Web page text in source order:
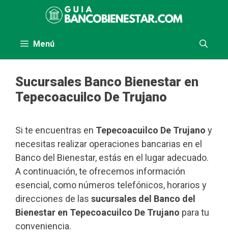
Menú
Sucursales Banco Bienestar en
Tepecoacuilco De Trujano
Si te encuentras en Tepecoacuilco De Trujano y
necesitas realizar operaciones bancarias en el
Banco del Bienestar, estás en el lugar adecuado.
A continuación, te ofrecemos información
esencial, como números telefónicos, horarios y
direcciones de las sucursales del Banco del
Bienestar en Tepecoacuilco De Trujano para tu
conveniencia.